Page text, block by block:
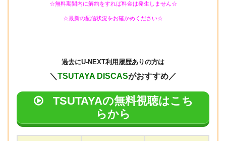
☆無料期間内に解約をすれば料金は発生しません☆
☆最新の配信状況をお確かめください☆
過去にU-NEXT利用履歴ありの方は
＼TSUTAYA DISCASがおすすめ／
TSUTAYAの無料視聴はこち
らから